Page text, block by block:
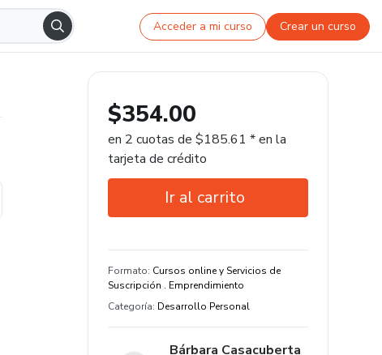
Acceder a mi curso Crear un curso
$354.00
en 2 cuotas de $185.61 * en la
tarjeta de crédito
Ir al carrito
Formato: Cursos online y Servicios de
Suscripción . Emprendimiento
Categoría: Desarrollo Personal
Bárbara Casacuberta